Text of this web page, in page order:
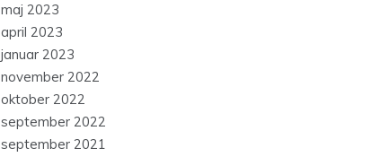
maj 2023
april 2023
januar 2023
november 2022
oktober 2022
september 2022
september 2021